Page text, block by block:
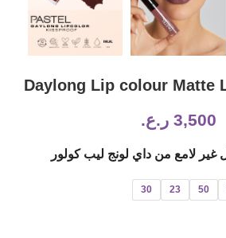
Daylong Lip colour Matte
3,500 ر.ع.
غير لامع من داي لونج ليب كولور
50
23
30